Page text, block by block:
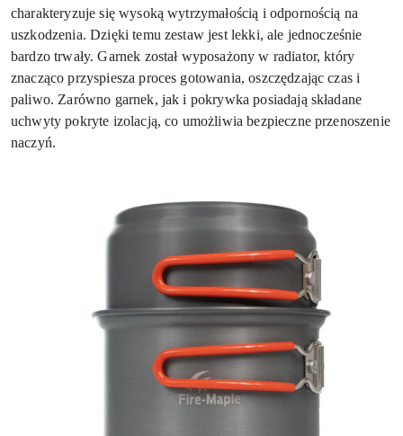
charakteryzuje się wysoką wytrzymałością i odpornością na
uszkodzenia. Dzięki temu zestaw jest lekki, ale jednocześnie
bardzo trwały. Garnek został wyposażony w radiator, który
znacząco przyspiesza proces gotowania, oszczędzając czas i
paliwo. Zarówno garnek, jak i pokrywka posiadają składane
uchwyty pokryte izolacją, co umożliwia bezpieczne przenoszenie
naczyń.